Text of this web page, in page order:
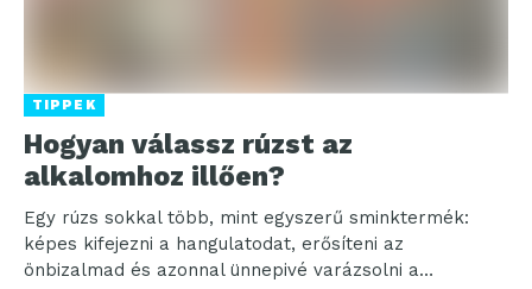
TIPPEK
Hogyan válassz rúzst az
alkalomhoz illően?
Egy rúzs sokkal több, mint egyszerű sminktermék:
képes kifejezni a hangulatodat, erősíteni az
önbizalmad és azonnal ünnepivé varázsolni a